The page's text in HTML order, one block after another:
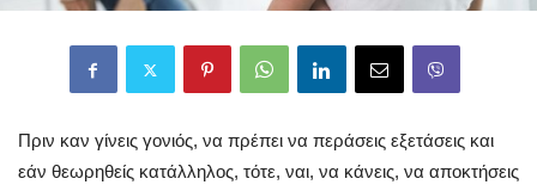
Πριν καν γίνεις γονιός, να πρέπει να περάσεις εξετάσεις και
εάν θεωρηθείς κατάλληλος, τότε, ναι, να κάνεις, να αποκτήσεις